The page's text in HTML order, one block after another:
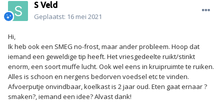
S Veld
Geplaatst: 16 mei 2021
Hi,
Ik heb ook een SMEG no-frost, maar ander probleem. Hoop dat
iemand een geweldige tip heeft. Het vriesgedeelte ruikt/stinkt
enorm, een soort muffe lucht. Ook wel eens in kruipruimte te ruiken.
Alles is schoon en nergens bedorven voedsel etc te vinden.
Afvoerputje onvindbaar, koelkast is 2 jaar oud. Eten gaat ernaar ?
smaken?, iemand een idee? Alvast dank!